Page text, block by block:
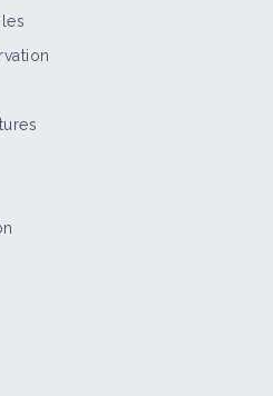
Master : désherber en
avec un porte-outil
agile et ergonomique
et équipement